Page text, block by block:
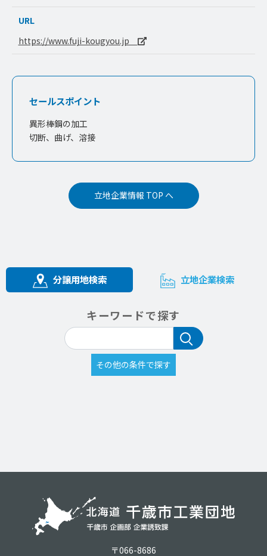
URL
https://www.fuji-kougyou.jp
セールスポイント
異形棒鋼の加工
切断、曲げ、溶接
立地企業情報 TOP へ
分譲用地検索 立地企業検索
キーワードで探す
〒066-8686